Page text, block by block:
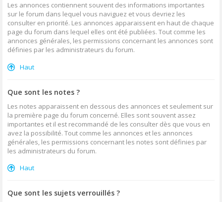
Les annonces contiennent souvent des informations importantes
sur le forum dans lequel vous naviguez et vous devriez les
consulter en priorité. Les annonces apparaissent en haut de chaque
page du forum dans lequel elles ont été publiées. Tout comme les
annonces générales, les permissions concernant les annonces sont
définies par les administrateurs du forum.
Haut
Que sont les notes ?
Les notes apparaissent en dessous des annonces et seulement sur
la première page du forum concerné. Elles sont souvent assez
importantes et il est recommandé de les consulter dès que vous en
avez la possibilité. Tout comme les annonces et les annonces
générales, les permissions concernant les notes sont définies par
les administrateurs du forum.
Haut
Que sont les sujets verrouillés ?